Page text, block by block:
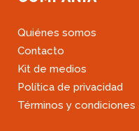
Quiénes somos
Contacto
Kit de medios
Política de privacidad
Términos y condiciones